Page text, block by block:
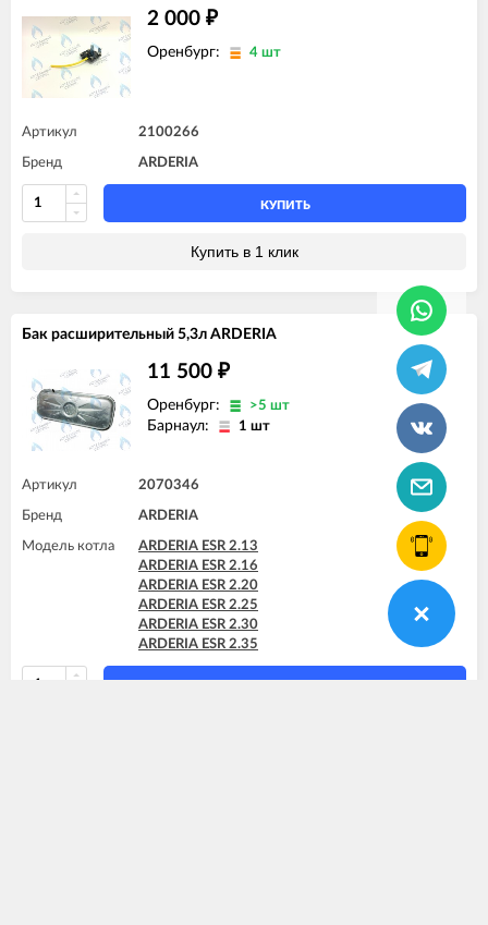
2 000 ₽
Оренбург: 4 шт
Артикул 2100266
Бренд ARDERIA
КУПИТЬ
Купить в 1 клик
Бак расширительный 5,3л ARDERIA
11 500 ₽
Оренбург: >5 шт
Барнаул: 1 шт
Артикул 2070346
Бренд ARDERIA
Модель котла
ARDERIA ESR 2.13
ARDERIA ESR 2.16
ARDERIA ESR 2.20
ARDERIA ESR 2.25
ARDERIA ESR 2.30
ARDERIA ESR 2.35